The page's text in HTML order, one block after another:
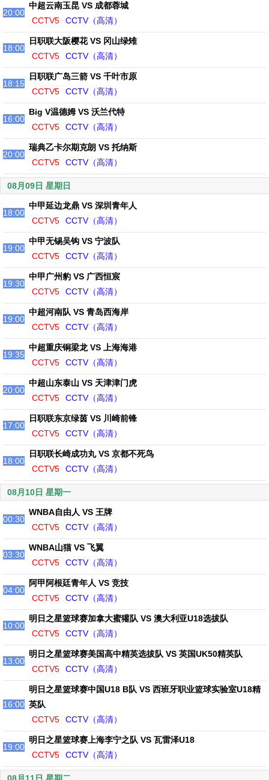
20:00
中超云南玉昆 VS 成都蓉城
CCTV5
CCTV（高清）
18:00
日职联大阪樱花 VS 冈山绿雉
CCTV5
CCTV（高清）
18:15
日职联广岛三箭 VS 千叶市原
CCTV5
CCTV（高清）
16:00
Big V温德姆 VS 沃兰代特
CCTV5
CCTV（高清）
20:00
瑞典乙卡尔期克朗 VS 托纳斯
CCTV5
CCTV（高清）
08月09日 星期日
18:00
中甲延边龙鼎 VS 深圳青年人
CCTV5
CCTV（高清）
19:00
中甲无锡吴钩 VS 宁波队
CCTV5
CCTV（高清）
19:30
中甲广州豹 VS 广西恒宸
CCTV5
CCTV（高清）
19:00
中超河南队 VS 青岛西海岸
CCTV5
CCTV（高清）
19:35
中超重庆铜梁龙 VS 上海海港
CCTV5
CCTV（高清）
20:00
中超山东泰山 VS 天津津门虎
CCTV5
CCTV（高清）
17:00
日职联东京绿茵 VS 川崎前锋
CCTV5
CCTV（高清）
18:00
日职联长崎成功丸 VS 京都不死鸟
CCTV5
CCTV（高清）
08月10日 星期一
00:30
WNBA自由人 VS 王牌
CCTV5
CCTV（高清）
03:30
WNBA山猫 VS 飞翼
CCTV5
CCTV（高清）
04:00
阿甲阿根廷青年人 VS 竞技
CCTV5
CCTV（高清）
10:00
明日之星篮球赛加拿大蜜獾队 VS 澳大利亚U18选拔队
CCTV5
CCTV（高清）
13:00
明日之星篮球赛美国高中精英选拔队 VS 英国UK50精英队
CCTV5
CCTV（高清）
16:00
明日之星篮球赛中国U18 B队 VS 西班牙职业篮球实验室U18精
英队
CCTV5
CCTV（高清）
19:00
明日之星篮球赛上海李宁之队 VS 瓦雷泽U18
CCTV5
CCTV（高清）